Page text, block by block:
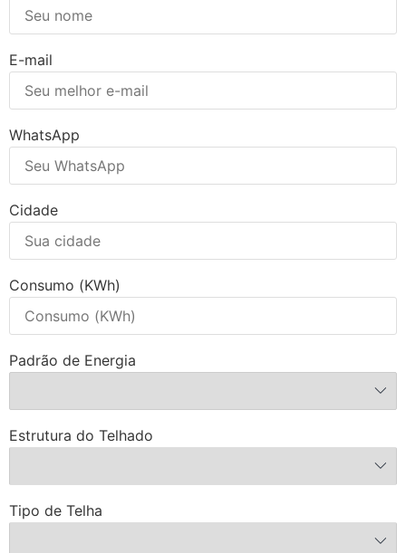
E-mail
WhatsApp
Cidade
Consumo (KWh)
Padrão de Energia
Estrutura do Telhado
Tipo de Telha